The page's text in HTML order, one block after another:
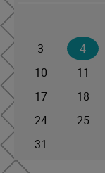
3
4
10
11
17
18
24
25
31